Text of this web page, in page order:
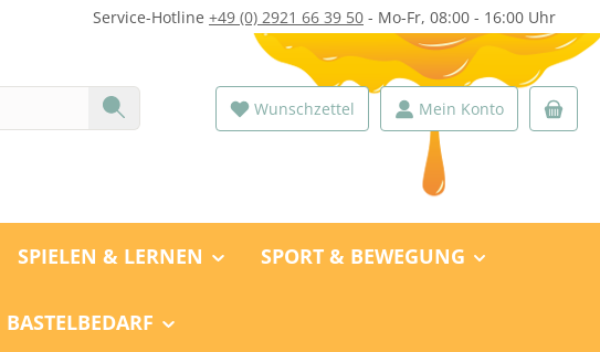
Service-Hotline +49 (0) 2921 66 39 50 - Mo-Fr, 08:00 - 16:00 Uhr
Wunschzettel Mein Konto
SPIELEN & LERNEN SPORT & BEWEGUNG
BASTELBEDARF